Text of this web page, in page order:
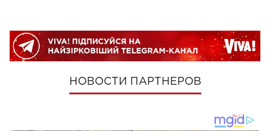
НОВОСТИ ПАРТНЕРОВ